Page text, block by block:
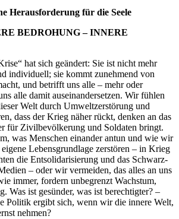
Herausforderung für die Seele
BEDROHUNG – INNERE
hat sich geändert: Sie ist nicht mehr
individuell; sie kommt zunehmend von
und betrifft uns alle – mehr oder
alle damit auseinandersetzen. Wir fühlen
Welt durch Umweltzerstörung und
dass der Krieg näher rückt, denken an das
für Zivilbevölkerung und Soldaten bringt.
was Menschen einander antun und wie wir
eigene Lebensgrundlage zerstören – in Krieg
die Entsolidarisierung und das Schwarz-
– oder wir vermeiden, das alles an uns
immer, fordern unbegrenzt Wachstum,
Was ist gesünder, was ist berechtigter? –
Politik ergibt sich, wenn wir die innere Welt,
nehmen?